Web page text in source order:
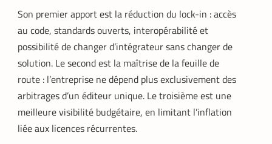
Son premier apport est la réduction du lock-in : accès
au code, standards ouverts, interopérabilité et
possibilité de changer d’intégrateur sans changer de
solution. Le second est la maîtrise de la feuille de
route : l’entreprise ne dépend plus exclusivement des
arbitrages d’un éditeur unique. Le troisième est une
meilleure visibilité budgétaire, en limitant l’inflation
liée aux licences récurrentes.